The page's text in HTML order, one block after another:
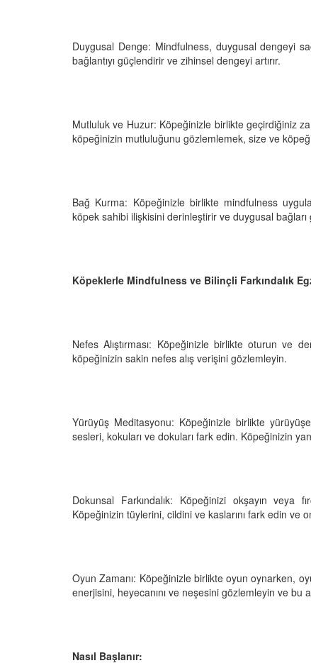
Duygusal Denge: Mindfulness, duygusal dengeyi
bağlantıyı güçlendirir ve zihinsel dengeyi artırır.
Mutluluk ve Huzur: Köpeğinizle birlikte geçirdiğiniz
köpeğinizin mutluluğunu gözlemlemek, size ve
Bağ Kurma: Köpeğinizle birlikte mindfulness
köpek sahibi ilişkisini derinleştirir ve duygusal bağları
Köpeklerle Mindfulness ve Bilinçli Farkındalık
Nefes Alıştırması: Köpeğinizle birlikte oturun ve
köpeğinizin sakin nefes alış verişini gözlemleyin.
Yürüyüş Meditasyonu: Köpeğinizle birlikte yürüyüşe
sesleri, kokuları ve dokuları fark edin. Köpeğinizin
Dokunsal Farkındalık: Köpeğinizi okşayın veya
Köpeğinizin tüylerini, cildini ve kaslarını fark edin ve
Oyun Zamanı: Köpeğinizle birlikte oyun oynarken,
enerjisini, heyecanını ve neşesini gözlemleyin ve bu
Nasıl Başlanır:
Köpek Sağlığı:
Kulak İltihabı:
Köpeklerde Kilo
Sağlıklı Zayıflama